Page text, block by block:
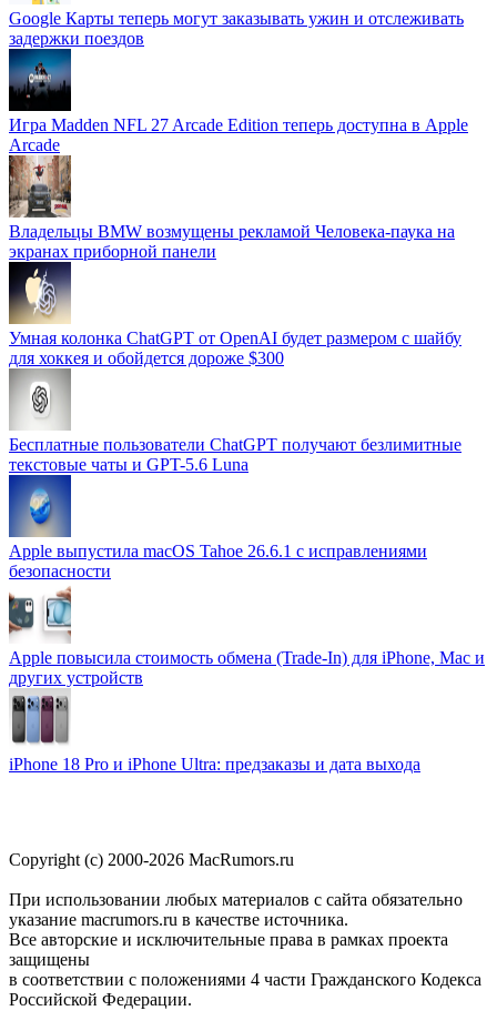
Google Карты теперь могут заказывать ужин и отслеживать
задержки поездов
Игра Madden NFL 27 Arcade Edition теперь доступна в Apple
Arcade
Владельцы BMW возмущены рекламой Человека-паука на
экранах приборной панели
Умная колонка ChatGPT от OpenAI будет размером с шайбу
для хоккея и обойдется дороже $300
Бесплатные пользователи ChatGPT получают безлимитные
текстовые чаты и GPT-5.6 Luna
Apple выпустила macOS Tahoe 26.6.1 с исправлениями
безопасности
Apple повысила стоимость обмена (Trade-In) для iPhone, Mac и
других устройств
iPhone 18 Pro и iPhone Ultra: предзаказы и дата выхода
Copyright (c) 2000-2026 MacRumors.ru
При использовании любых материалов с сайта обязательно
указание macrumors.ru в качестве источника.
Все авторские и исключительные права в рамках проекта
защищены
в соответствии с положениями 4 части Гражданского Кодекса
Российской Федерации.